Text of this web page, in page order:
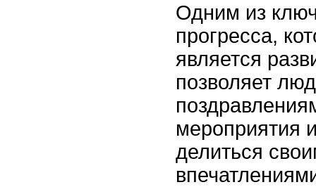
Одним из
прогресса,
является
позволяет
мероприятия
делиться